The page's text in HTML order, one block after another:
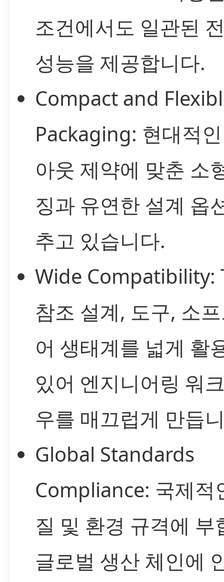
조건에서도 일관된
성능을 제공합니다.
Compact and
Packaging: 현대적
아웃 제약에 맞춘 소
징과 유연한 설계 옵
추고 있습니다.
Wide Compatibility:
참조 설계, 도구, 소
어 생태계를 넓게 활
있어 엔지니어링 워
우를 매끄럽게 만듭
Global Standards
Compliance: 국제적
질 및 환경 규격에 부
글로벌 생산 체인에